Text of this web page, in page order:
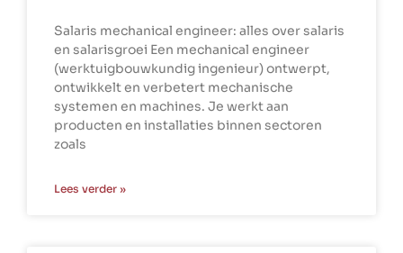
Salaris mechanical engineer: alles over salaris
en salarisgroei Een mechanical engineer
(werktuigbouwkundig ingenieur) ontwerpt,
ontwikkelt en verbetert mechanische
systemen en machines. Je werkt aan
producten en installaties binnen sectoren
zoals
Lees verder »